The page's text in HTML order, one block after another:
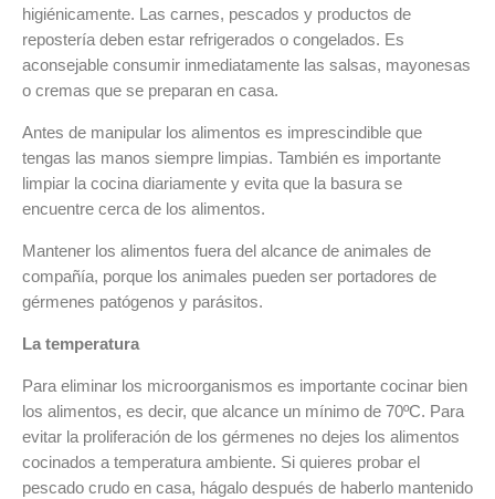
higiénicamente. Las carnes, pescados y productos de
repostería deben estar refrigerados o congelados. Es
aconsejable consumir inmediatamente las salsas, mayonesas
o cremas que se preparan en casa.
Antes de manipular los alimentos es imprescindible que
tengas las manos siempre limpias. También es importante
limpiar la cocina diariamente y evita que la basura se
encuentre cerca de los alimentos.
Mantener los alimentos fuera del alcance de animales de
compañía, porque los animales pueden ser portadores de
gérmenes patógenos y parásitos.
La temperatura
Para eliminar los microorganismos es importante cocinar bien
los alimentos, es decir, que alcance un mínimo de 70ºC. Para
evitar la proliferación de los gérmenes no dejes los alimentos
cocinados a temperatura ambiente. Si quieres probar el
pescado crudo en casa, hágalo después de haberlo mantenido